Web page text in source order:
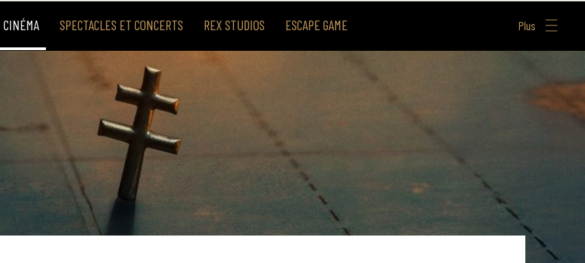
CINÉMA SPECTACLES ET CONCERTS REX STUDIOS ESCAPE GAME Plus